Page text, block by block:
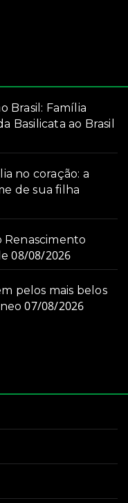
Brasil: Família
Basilicata ao Brasil
no coração: a
de sua filha
08/08/2026
pelos mais belos
07/08/2026